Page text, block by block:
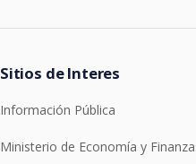
Sitios de Interes
Información Pública
Ministerio de Economía y